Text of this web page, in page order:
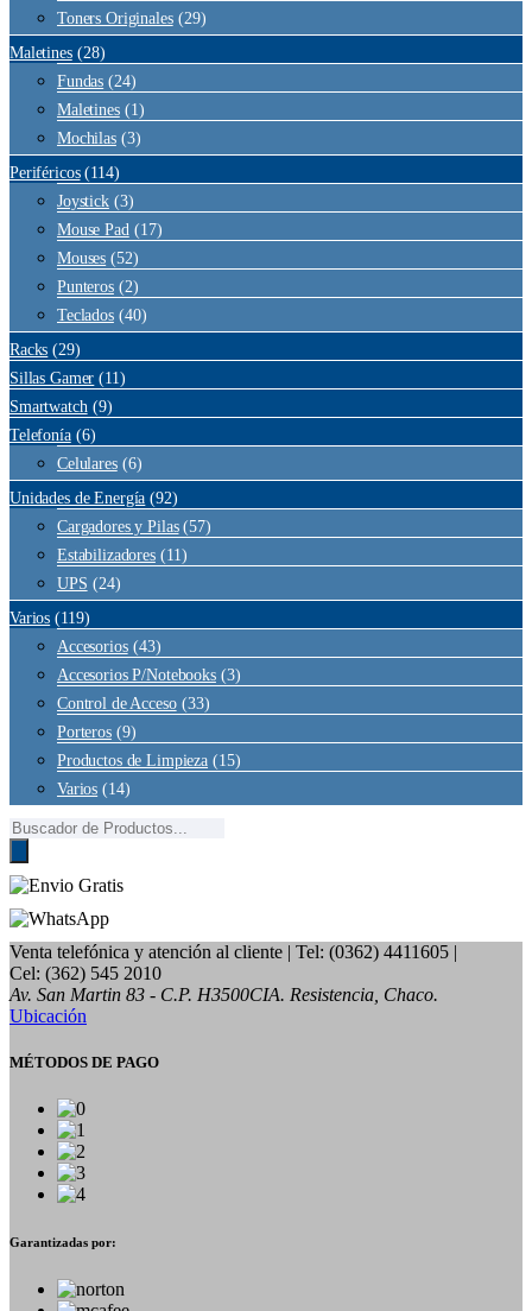
Toners Originales (29)
Maletines (28)
Fundas (24)
Maletines (1)
Mochilas (3)
Periféricos (114)
Joystick (3)
Mouse Pad (17)
Mouses (52)
Punteros (2)
Teclados (40)
Racks (29)
Sillas Gamer (11)
Smartwatch (9)
Telefonía (6)
Celulares (6)
Unidades de Energía (92)
Cargadores y Pilas (57)
Estabilizadores (11)
UPS (24)
Varios (119)
Accesorios (43)
Accesorios P/Notebooks (3)
Control de Acceso (33)
Porteros (9)
Productos de Limpieza (15)
Varios (14)
Búsqueda
de
productos
Venta telefónica y atención al cliente | Tel: (0362) 4411605 |
Cel: (362) 545 2010
Av. San Martin 83 - C.P. H3500CIA. Resistencia, Chaco.
Ubicación
MÉTODOS DE PAGO
Garantizadas por: